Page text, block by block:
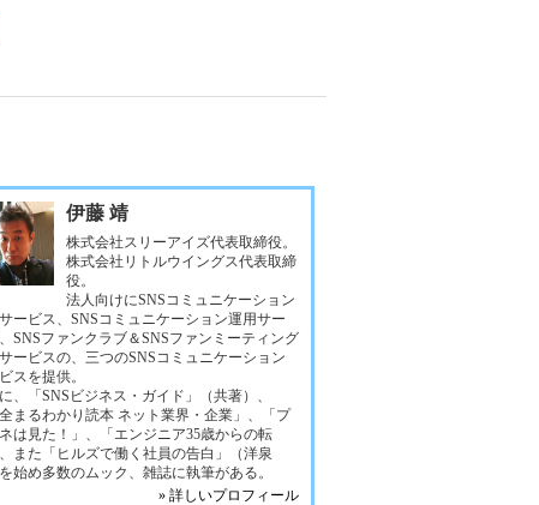
伊藤 靖
株式会社スリーアイズ代表取締役。
株式会社リトルウイングス代表取締
役。
法人向けにSNSコミュニケーション
ービス、SNSコミュニケーション運用サー
SNSファンクラブ＆SNSファンミーティング
ービスの、三つのSNSコミュニケーション
スを提供。
、「SNSビジネス・ガイド」（共著）、
全まるわかり読本 ネット業界・企業」、「プ
は見た！」、「エンジニア35歳からの転
また「ヒルズで働く社員の告白」（洋泉
始め多数のムック、雑誌に執筆がある。
» 詳しいプロフィール